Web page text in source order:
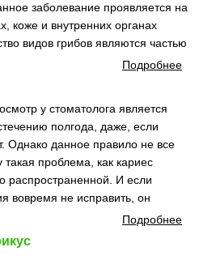
заболевание проявляется на
коже и внутренних органах
видов грибов являются частью
Подробнее
у стоматолога является
полгода, даже, если
Однако данное правило не все
проблема, как кариес
распространенной. И если
вовремя не исправить, он
Подробнее